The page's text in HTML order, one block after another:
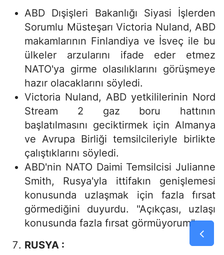
ABD Dışişleri Bakanlığı Siyasi İşlerden
Sorumlu Müsteşarı Victoria Nuland, ABD
makamlarının Finlandiya ve İsveç ile bu
ülkeler arzularını ifade eder etmez
NATO'ya girme olasılıklarını görüşmeye
hazır olacaklarını söyledi.
Victoria Nuland, ABD yetkililerinin Nord
Stream 2 gaz boru hattının
başlatılmasını geciktirmek için Almanya
ve Avrupa Birliği temsilcileriyle birlikte
çalıştıklarını söyledi.
ABD'nin NATO Daimi Temsilcisi Julianne
Smith, Rusya'yla ittifakın genişlemesi
konusunda uzlaşmak için fazla fırsat
görmediğini duyurdu. "Açıkçası, uzlaşı
konusunda fazla fırsat görmüyorum"
RUSYA :